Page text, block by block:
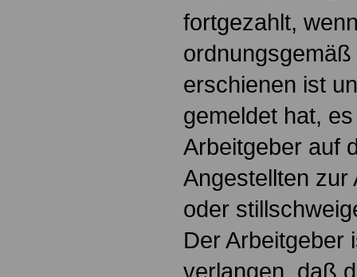
fortgezahlt,
erschienen ist
gemeldet hat,
Arbeitgeber auf
Angestellten zur
oder
Der Arbeitgeber
verlangen, daß